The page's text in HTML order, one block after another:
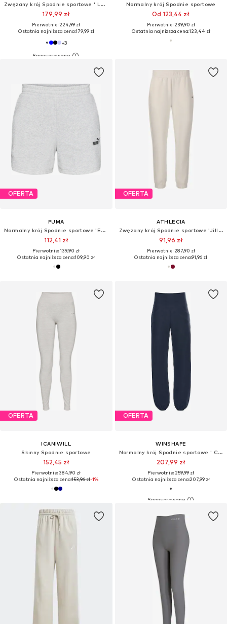
Zwężany krój Spodnie sportowe ' LEI201C '
179,99 zł
Pierwotnie: 224,99 zł
Ostatnia najniższa cena:179,99 zł
+3
Normalny krój Spodnie sportowe
Od 123,44 zł
Pierwotnie: 239,90 zł
Ostatnia najniższa cena:123,44 zł
OFERTA
PUMA
Normalny krój Spodnie sportowe 'ESS No. 1'
112,41 zł
Pierwotnie: 139,90 zł
Ostatnia najniższa cena:109,90 zł
OFERTA
ATHLECIA
Zwężany krój Spodnie sportowe 'Jillnana V2'
91,96 zł
Pierwotnie: 287,90 zł
Ostatnia najniższa cena:91,96 zł
OFERTA
ICANIWILL
Skinny Spodnie sportowe
152,45 zł
Pierwotnie: 384,90 zł
Ostatnia najniższa cena:153,96 zł-1%
OFERTA
WINSHAPE
Normalny krój Spodnie sportowe ' CUL102LC '
207,99 zł
Pierwotnie: 259,99 zł
Ostatnia najniższa cena:207,99 zł